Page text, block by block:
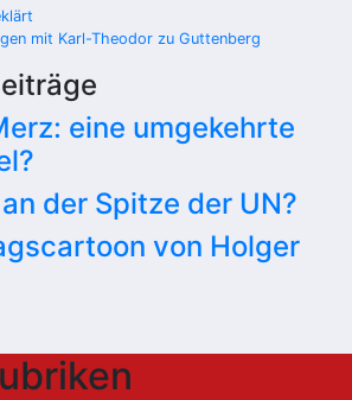
mit Karl-Theodor zu Guttenberg
eine umgekehrte
der Spitze der UN?
von Holger